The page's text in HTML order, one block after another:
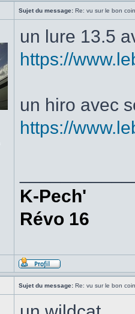
Sujet du message: Re: vu sur le bon
un lure 13.5
https://
un hiro avec
https://
K-Pech'
Révo 16
Sujet du message: Re: vu sur le bon